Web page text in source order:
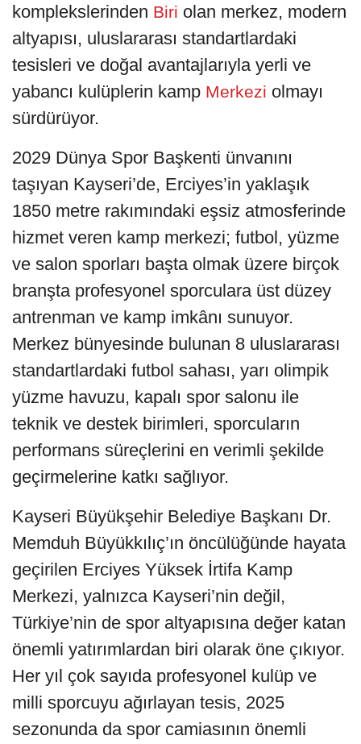
komplekslerinden Biri olan merkez, modern
altyapısı, uluslararası standartlardaki
tesisleri ve doğal avantajlarıyla yerli ve
yabancı kulüplerin kamp Merkezi olmayı
sürdürüyor.
2029 Dünya Spor Başkenti ünvanını
taşıyan Kayseri’de, Erciyes’in yaklaşık
1850 metre rakımındaki eşsiz atmosferinde
hizmet veren kamp merkezi; futbol, yüzme
ve salon sporları başta olmak üzere birçok
branşta profesyonel sporculara üst düzey
antrenman ve kamp imkânı sunuyor.
Merkez bünyesinde bulunan 8 uluslararası
standartlardaki futbol sahası, yarı olimpik
yüzme havuzu, kapalı spor salonu ile
teknik ve destek birimleri, sporcuların
performans süreçlerini en verimli şekilde
geçirmelerine katkı sağlıyor.
Kayseri Büyükşehir Belediye Başkanı Dr.
Memduh Büyükkılıç’ın öncülüğünde hayata
geçirilen Erciyes Yüksek İrtifa Kamp
Merkezi, yalnızca Kayseri’nin değil,
Türkiye’nin de spor altyapısına değer katan
önemli yatırımlardan biri olarak öne çıkıyor.
Her yıl çok sayıda profesyonel kulüp ve
milli sporcuyu ağırlayan tesis, 2025
sezonunda da spor camiasının önemli